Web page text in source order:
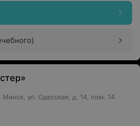
Минск, ул. Одесская, д. 14, пом. 14